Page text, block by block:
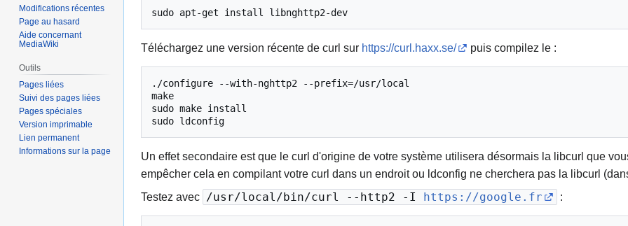
Téléchargez une version récente de curl sur https://curl.haxx.se/ puis compilez le :
./configure --with-nghttp2 --prefix=/usr/local
make
sudo make install
Un effet secondaire est que le curl d'origine de votre système utilisera désormais la libcurl que
empêcher cela en compilant votre curl dans un endroit ou ldconfig ne cherchera pas la libcurl
Testez avec /usr/local/bin/curl --http2 -I https://google.fr :
Modifications récentes
Page au hasard
Aide concernant
MediaWiki
Outils
Pages liées
Suivi des pages liées
Pages spéciales
Version imprimable
Lien permanent
Informations sur la page